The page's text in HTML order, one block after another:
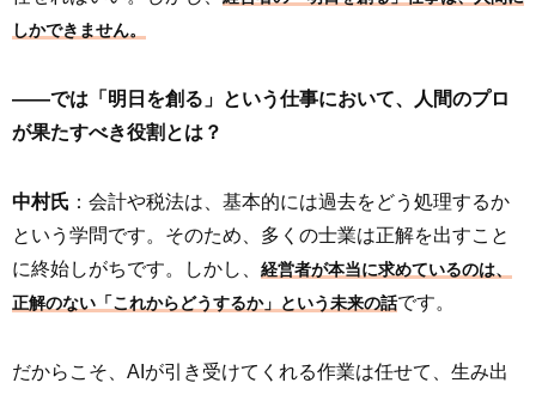
しかできません。
――では「明日を創る」という仕事において、人間のプロ
が果たすべき役割とは？
中村氏 ：会計や税法は、基本的には過去をどう処理するか
という学問です。そのため、多くの士業は正解を出すこと
に終始しがちです。しかし、 経営者が本当に求めているのは、
正解のない「これからどうするか」という未来の話です。
だからこそ、AIが引き受けてくれる作業は任せて、生み出